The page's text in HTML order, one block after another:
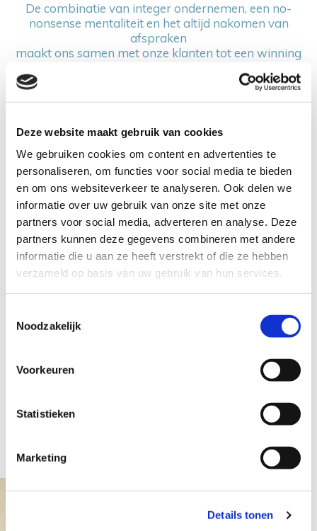
Deze website maakt gebruik van cookies
We gebruiken cookies om content en advertenties te
personaliseren, om functies voor social media te bieden
en om ons websiteverkeer te analyseren. Ook delen we
informatie over uw gebruik van onze site met onze
partners voor social media, adverteren en analyse. Deze
partners kunnen deze gegevens combineren met andere
informatie die u aan ze heeft verstrekt of die ze hebben
verzameld op basis van uw gebruik van hun services.
Noodzakelijk
Voorkeuren
Statistieken
Marketing
Details tonen
De combinatie van integer ondernemen, een no-
nonsense mentaliteit en het altijd nakomen van
afspraken
maakt ons samen met onze klanten tot een winning
kunnen wij iedere transportopdracht voor u
Zelfs luchtvracht is een mogelijkheid!
Mijn naam is Martijn Reukers eigenaar en
staat voor duidelijkheid en
Wij zijn geen doorsnee koeriersbedrijf maar
geven nét de service meer waardoor u zich
Zodat uw zending op tijd en professioneel